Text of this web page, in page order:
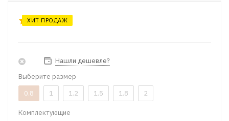
ХИТ ПРОДАЖ
Нашли дешевле?
Выберите размер
0.8
1 1.2 1.5 1.8 2
Комплектующие